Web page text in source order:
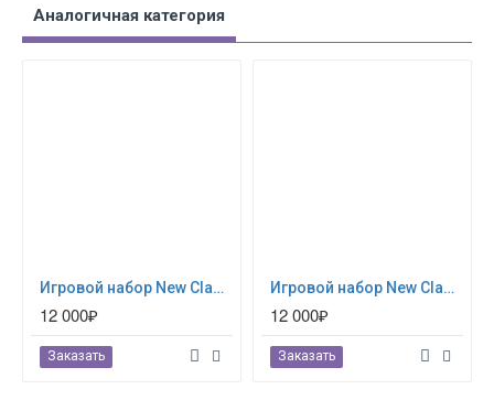
Аналогичная категория
Игровой набор New Classic Toys "Кухня с электрической плитой", 11067, 100 см
12 000₽
Заказать
Игровой набор New Classic Toys "Кухня с электрической плитой", 11068, 100 см
12 000₽
Заказать